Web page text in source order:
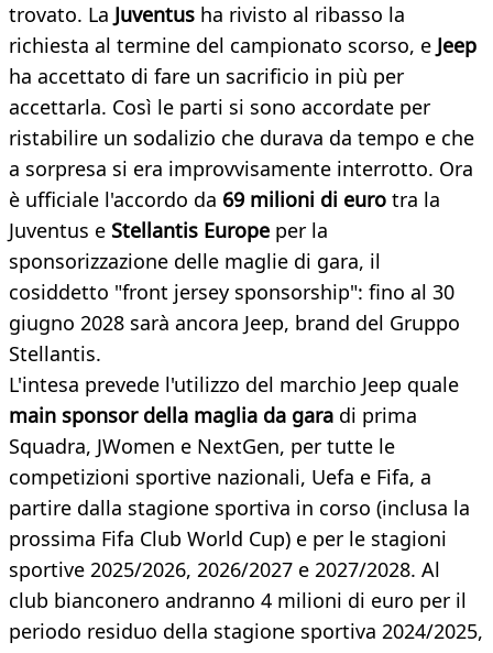
trovato. La Juventus ha rivisto al ribasso la
richiesta al termine del campionato scorso, e Jeep
ha accettato di fare un sacrificio in più per
accettarla. Così le parti si sono accordate per
ristabilire un sodalizio che durava da tempo e che
a sorpresa si era improvvisamente interrotto. Ora
è ufficiale l'accordo da 69 milioni di euro tra la
Juventus e Stellantis Europe per la
sponsorizzazione delle maglie di gara, il
cosiddetto "front jersey sponsorship": fino al 30
giugno 2028 sarà ancora Jeep, brand del Gruppo
Stellantis.
L'intesa prevede l'utilizzo del marchio Jeep quale
main sponsor della maglia da gara di prima
Squadra, JWomen e NextGen, per tutte le
competizioni sportive nazionali, Uefa e Fifa, a
partire dalla stagione sportiva in corso (inclusa la
prossima Fifa Club World Cup) e per le stagioni
sportive 2025/2026, 2026/2027 e 2027/2028. Al
club bianconero andranno 4 milioni di euro per il
periodo residuo della stagione sportiva 2024/2025,